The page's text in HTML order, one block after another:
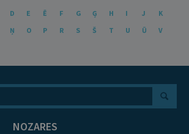
D E Ē F G Ģ H I J
K
Ņ O P R S Š T U Ū
V
NOZARES